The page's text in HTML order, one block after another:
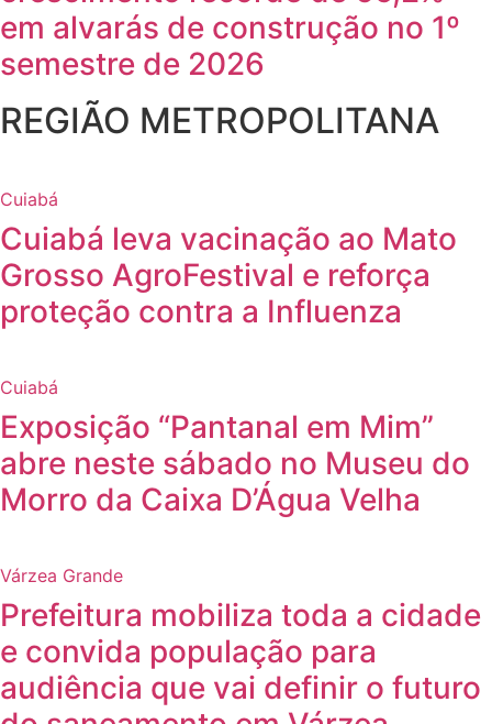
em alvarás de construção no 1º
semestre de 2026
REGIÃO METROPOLITANA
Cuiabá
Cuiabá leva vacinação ao Mato
Grosso AgroFestival e reforça
proteção contra a Influenza
Cuiabá
Exposição “Pantanal em Mim”
abre neste sábado no Museu do
Morro da Caixa D’Água Velha
Várzea Grande
Prefeitura mobiliza toda a cidade
e convida população para
audiência que vai definir o futuro